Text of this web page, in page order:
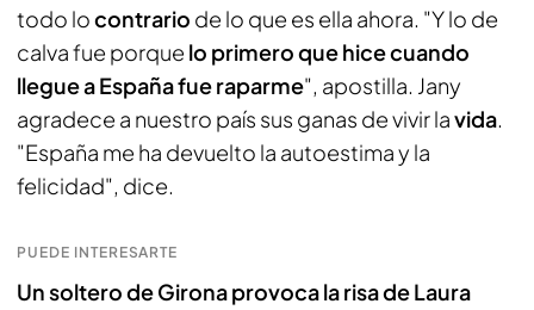
todo locontrario de lo que es ella ahora. "Y lo de
calva fue porque lo primero que hice cuando
llegue a España fue raparme", apostilla. Jany
agradece a nuestro país sus ganas de vivir lavida.
"España me ha devuelto la autoestima y la
felicidad", dice.
PUEDE INTERESARTE
Un soltero de Girona provoca la risa de Laura